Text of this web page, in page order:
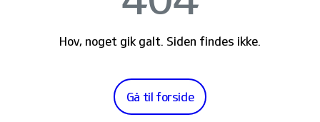
Hov, noget gik galt. Siden findes ikke.
Gå til forside